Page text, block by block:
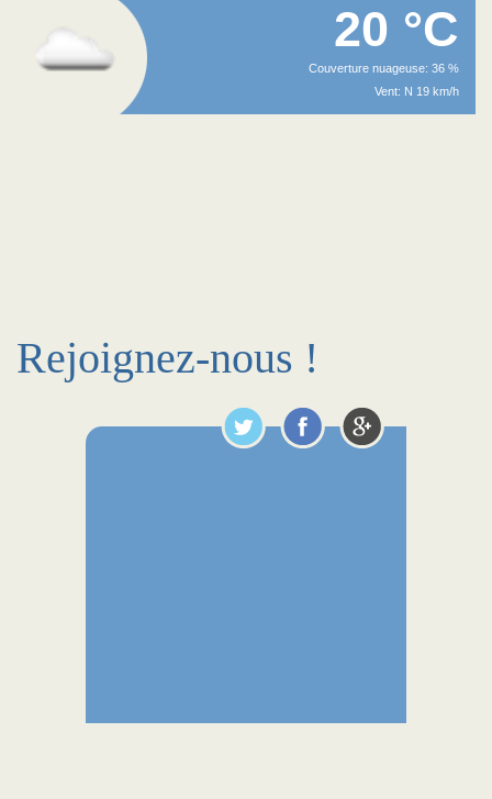
20 °C
Couverture nuageuse: 36 %
Vent: N 19 km/h
Rejoignez-nous !